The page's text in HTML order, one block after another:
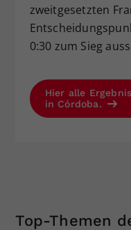
zweitgesetzten
0:30 zum Sieg
Hier alle
in Córdoba.
Top-Themen